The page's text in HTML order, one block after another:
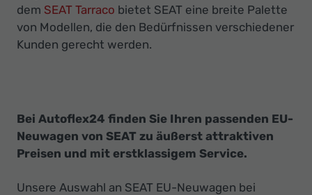
dem SEAT Tarraco bietet SEAT eine breite Palette
von Modellen, die den Bedürfnissen verschiedener
Kunden gerecht werden.
Bei Autoflex24 finden Sie Ihren passenden EU-
Neuwagen von SEAT zu äußerst attraktiven
Preisen und mit erstklassigem Service.
Unsere Auswahl an SEAT EU-Neuwagen bei